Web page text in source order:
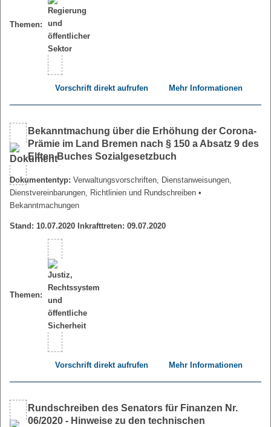
Themen:
Vorschrift direkt aufrufen Mehr Informationen
Bekanntmachung über die Erhöhung der Corona-
Prämie im Land Bremen nach § 150 a Absatz 9 des
Elften Buches Sozialgesetzbuch
Dokumententyp: Verwaltungsvorschriften, Dienstanweisungen,
Dienstvereinbarungen, Richtlinien und Rundschreiben •
Bekanntmachungen
Stand: 10.07.2020 Inkrafttreten: 09.07.2020
Themen:
Vorschrift direkt aufrufen Mehr Informationen
Rundschreiben des Senators für Finanzen Nr.
06/2020 - Hinweise zu den technischen